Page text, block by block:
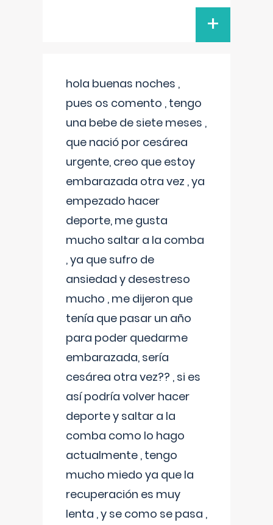
+
hola buenas noches ,
pues os comento , tengo
una bebe de siete meses ,
que nació por cesárea
urgente, creo que estoy
embarazada otra vez , ya
empezado hacer
deporte, me gusta
mucho saltar a la comba
, ya que sufro de
ansiedad y desestreso
mucho , me dijeron que
tenía que pasar un año
para poder quedarme
embarazada, sería
cesárea otra vez?? , si es
así podría volver hacer
deporte y saltar a la
comba como lo hago
actualmente , tengo
mucho miedo ya que la
recuperación es muy
lenta , y se como se pasa ,